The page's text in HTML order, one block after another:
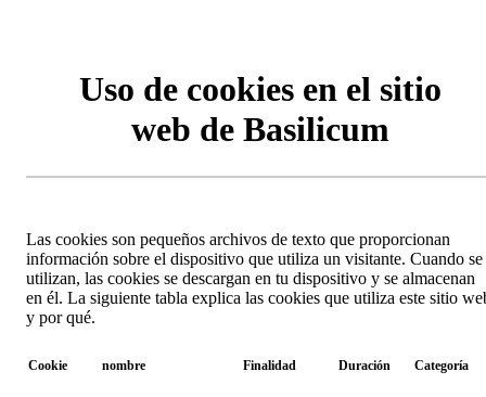
Uso de cookies en el sitio
web de Basilicum
Las cookies son pequeños archivos de texto que proporcionan
información sobre el dispositivo que utiliza un visitante. Cuando se
utilizan, las cookies se descargan en tu dispositivo y se almacenan
en él. La siguiente tabla explica las cookies que utiliza este sitio
y por qué.
Cookie nombre Finalidad Duración Categoría